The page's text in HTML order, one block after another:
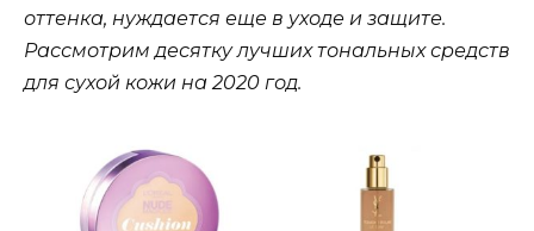
оттенка, нуждается еще в уходе и защите.
Рассмотрим десятку лучших тональных средств
для сухой кожи на 2020 год.